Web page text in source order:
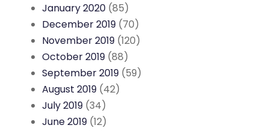
January 2020 (85)
December 2019 (70)
November 2019 (120)
October 2019 (88)
September 2019 (59)
August 2019 (42)
July 2019 (34)
June 2019 (12)